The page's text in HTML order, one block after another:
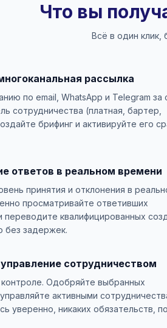
Что вы
Всё в один клик,
рассылка
по email, WhatsApp и Telegram за
сотрудничества (платная, бартер,
брифинг и активируйте его
ответов в реальном времени
принятия и отклонения в
просматривайте ответивших
переводите квалифицированных
без задержек.
сотрудничеством
Одобряйте выбранных
активными
уверенно, никаких обязательств,